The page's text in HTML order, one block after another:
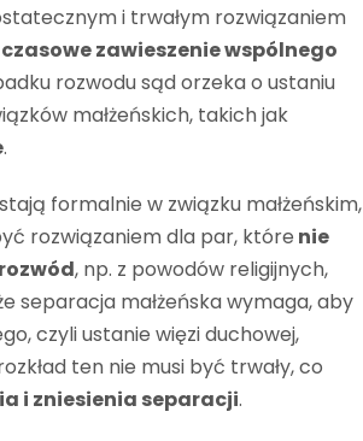
i trwałym rozwiązaniem
czasowe zawieszenie wspólnego
rozwodu sąd orzeka o ustaniu
małżeńskich, takich jak
.
formalnie w związku małżeńskim,
rozwiązaniem dla par, które nie
, np. z powodów religijnych,
separacja małżeńska wymaga, aby
czyli ustanie więzi duchowej,
ten nie musi być trwały, co
i zniesienia separacji.